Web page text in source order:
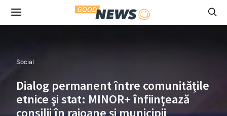
Social
Dialog permanent între comunităţile
etnice şi stat: MINOR+ înfiinţează
consilii în raioane şi municipii